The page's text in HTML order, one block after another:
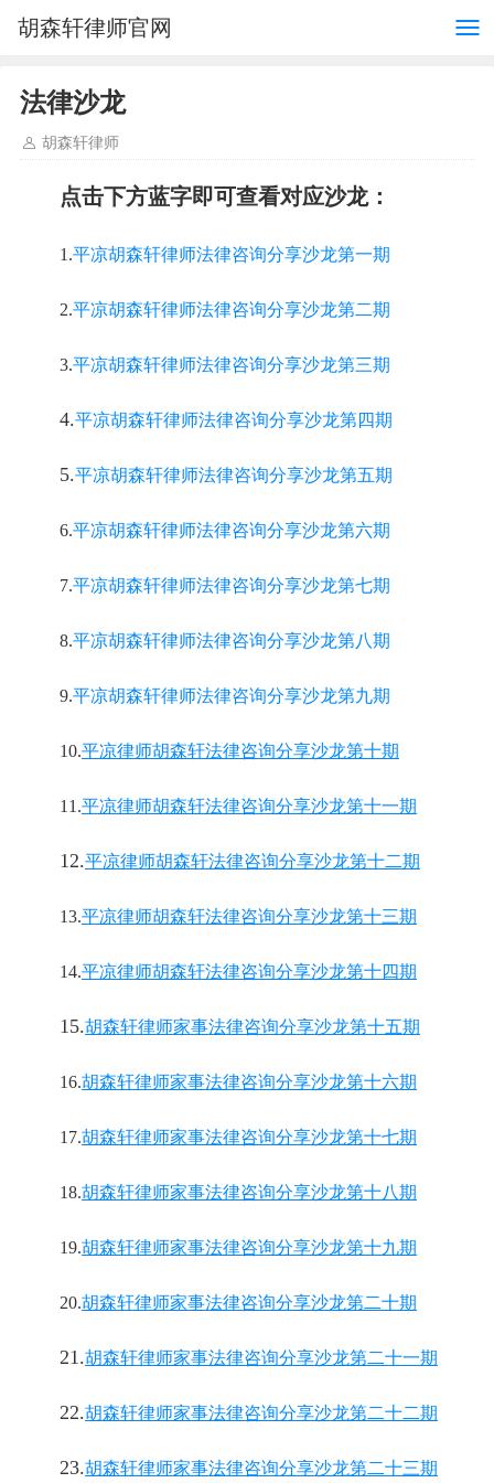
胡森轩律师官网
法律沙龙
胡森轩律师
点击下方蓝字即可查看对应沙龙：
1.平凉胡森轩律师法律咨询分享沙龙第一期
2.平凉胡森轩律师法律咨询分享沙龙第二期
3.平凉胡森轩律师法律咨询分享沙龙第三期
4.平凉胡森轩律师法律咨询分享沙龙第四期
5.平凉胡森轩律师法律咨询分享沙龙第五期
6.平凉胡森轩律师法律咨询分享沙龙第六期
7.平凉胡森轩律师法律咨询分享沙龙第七期
8.平凉胡森轩律师法律咨询分享沙龙第八期
9.平凉胡森轩律师法律咨询分享沙龙第九期
10.平凉律师胡森轩法律咨询分享沙龙第十期
11.平凉律师胡森轩法律咨询分享沙龙第十一期
12.平凉律师胡森轩法律咨询分享沙龙第十二期
13.平凉律师胡森轩法律咨询分享沙龙第十三期
14.平凉律师胡森轩法律咨询分享沙龙第十四期
15.胡森轩律师家事法律咨询分享沙龙第十五期
16.胡森轩律师家事法律咨询分享沙龙第十六期
17.胡森轩律师家事法律咨询分享沙龙第十七期
18.胡森轩律师家事法律咨询分享沙龙第十八期
19.胡森轩律师家事法律咨询分享沙龙第十九期
20.胡森轩律师家事法律咨询分享沙龙第二十期
21.胡森轩律师家事法律咨询分享沙龙第二十一期
22.胡森轩律师家事法律咨询分享沙龙第二十二期
23.胡森轩律师家事法律咨询分享沙龙第二十三期